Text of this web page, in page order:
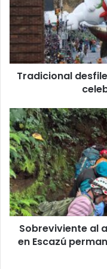
de
Acción
de
Gracias
celebra
suTradicional
Sobreviviente
al
accidente
aéreo
de
este
lunes
en
Escazú
permanece
estable
Sobreviviente al
en Escazú